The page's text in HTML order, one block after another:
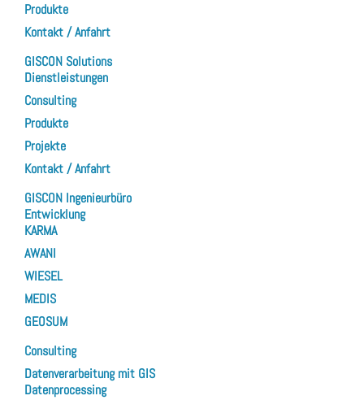
Produkte
Kontakt / Anfahrt
GISCON Solutions
Dienstleistungen
Consulting
Produkte
Projekte
Kontakt / Anfahrt
GISCON Ingenieurbüro
Entwicklung
KARMA
AWANI
WIESEL
MEDIS
GEOSUM
Consulting
Datenverarbeitung mit GIS
Datenprocessing